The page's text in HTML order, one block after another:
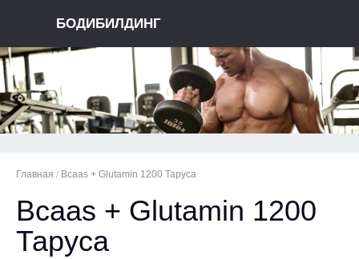
БОДИБИЛДИНГ
Главная / Bcaas + Glutamin 1200 Таруса
Bcaas + Glutamin 1200
Таруса